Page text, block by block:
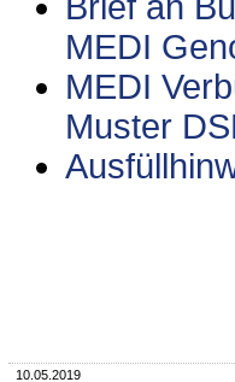
MEDI
MEDI
Muster
10.05.2019